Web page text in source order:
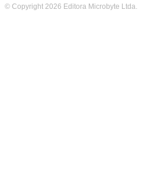
© Copyright 2026 Editora Microbyte Ltda.